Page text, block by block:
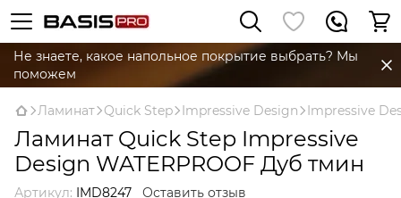
Не знаете, какое напольное покрытие выбрать? Мы
поможем
Ламинат Quick Step Impressive Design Impressive
Ламинат Quick Step Impressive
Design WATERPROOF Дуб тмин
Артикул: IMD8247 Оставить отзыв